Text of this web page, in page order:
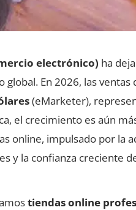
electrónico) ha
global. En 2026, las
(eMarketer),
el crecimiento es aún
online, impulsado por la
y la confianza creciente
tiendas online